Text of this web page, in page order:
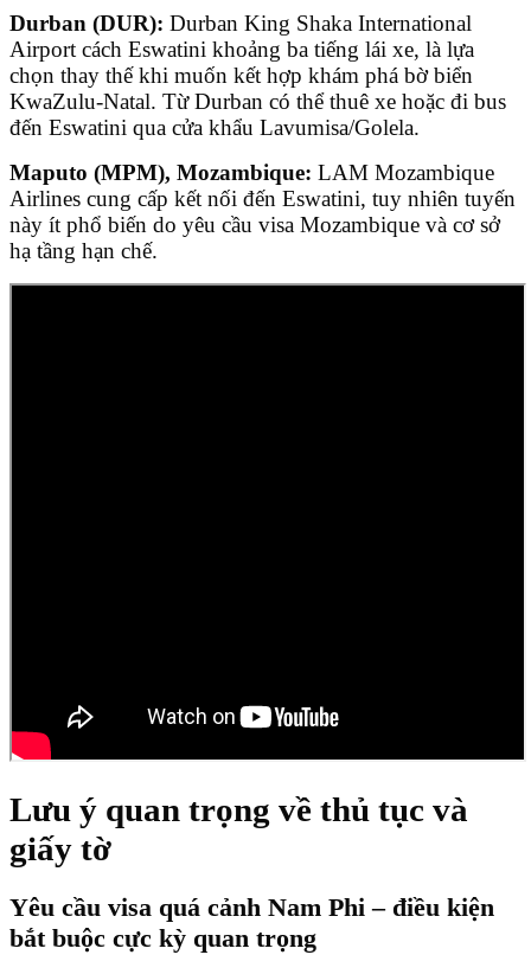
Durban (DUR): Durban King Shaka International
Airport cách Eswatini khoảng ba tiếng lái xe, là lựa
chọn thay thế khi muốn kết hợp khám phá bờ biển
KwaZulu-Natal. Từ Durban có thể thuê xe hoặc đi bus
đến Eswatini qua cửa khẩu Lavumisa/Golela.
Maputo (MPM), Mozambique: LAM Mozambique
Airlines cung cấp kết nối đến Eswatini, tuy nhiên tuyến
này ít phổ biến do yêu cầu visa Mozambique và cơ sở
hạ tầng hạn chế.
Lưu ý quan trọng về thủ tục và
giấy tờ
Yêu cầu visa quá cảnh Nam Phi – điều kiện
bắt buộc cực kỳ quan trọng